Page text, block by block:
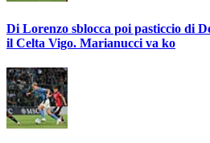
Di Lorenzo sblocca poi pasticcio di
il Celta Vigo. Marianucci va ko